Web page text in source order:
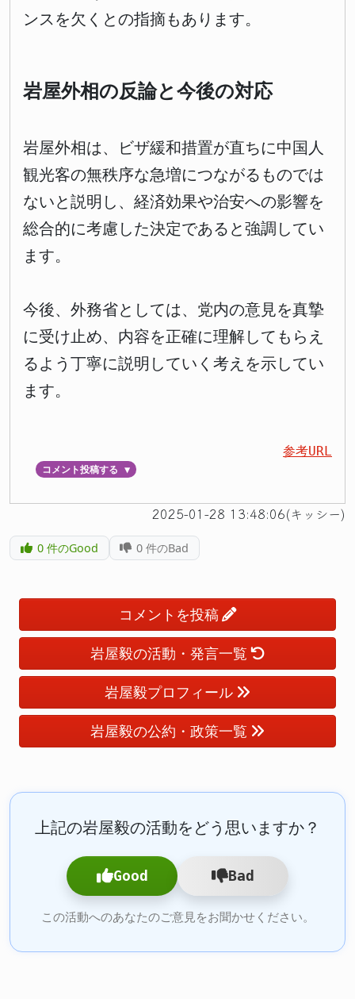
ンスを欠くとの指摘もあります。
岩屋外相の反論と今後の対応
岩屋外相は、ビザ緩和措置が直ちに中国人
観光客の無秩序な急増につながるものでは
ないと説明し、経済効果や治安への影響を
総合的に考慮した決定であると強調してい
ます。
今後、外務省としては、党内の意見を真摯
に受け止め、内容を正確に理解してもらえ
るよう丁寧に説明していく考えを示してい
ます。
参考URL
コメント投稿する ▼
2025-01-28 13:48:06(キッシー)
0件のGood 0 件のBad
コメントを投稿
岩屋毅の活動・発言一覧
岩屋毅プロフィール
岩屋毅の公約・政策一覧
上記の岩屋毅の活動をどう思いますか？
Good Bad
この活動へのあなたのご意見をお聞かせください。